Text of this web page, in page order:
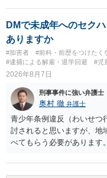
いた場合、故意だと判定さ
故意があると判断される
の可能性 この行為により、
捕、呼び出しされる可能性
まっただけであり、さらに
とからすると、この後に呼
能性があると考えれば良い
極めて低いと思います。 連
DMで未成年へのセク
ありますか
#加害者 #前科・前歴をつけたく
#逮捕による解雇・退学回避
#児
2026年8月7日
刑事事件に強い弁護士
奥村 徹 弁護士
青少年条例違反（わいせ
討されると思いますが、地
べてもらう必要があります。